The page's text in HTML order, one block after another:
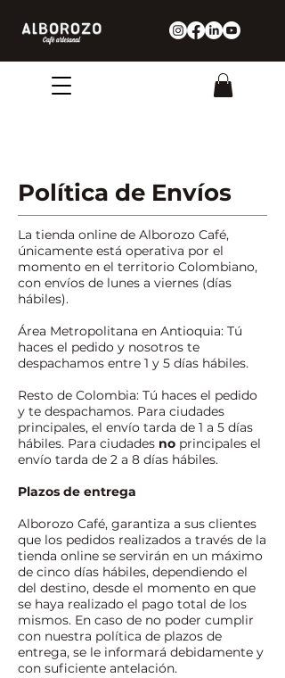
Política de Envíos
La tienda online de Alborozo Café,
únicamente está operativa por el
momento en el territorio Colombiano,
con envíos de lunes a viernes (días
hábiles).
Área Metropolitana en Antioquia: Tú
haces el pedido y nosotros te
despachamos entre 1 y 5 días hábiles.
Resto de Colombia: Tú haces el pedido
y te despachamos. Para ciudades
principales, el envío tarda de 1 a 5 días
hábiles. Para ciudades no principales el
envío tarda de 2 a 8 días hábiles.
Plazos de entrega
Alborozo Café, garantiza a sus clientes
que los pedidos realizados a través de la
tienda online se servirán en un máximo
de cinco días hábiles, dependiendo el
del destino, desde el momento en que
se haya realizado el pago total de los
mismos. En caso de no poder cumplir
con nuestra política de plazos de
entrega, se le informará debidamente y
con suficiente antelación.